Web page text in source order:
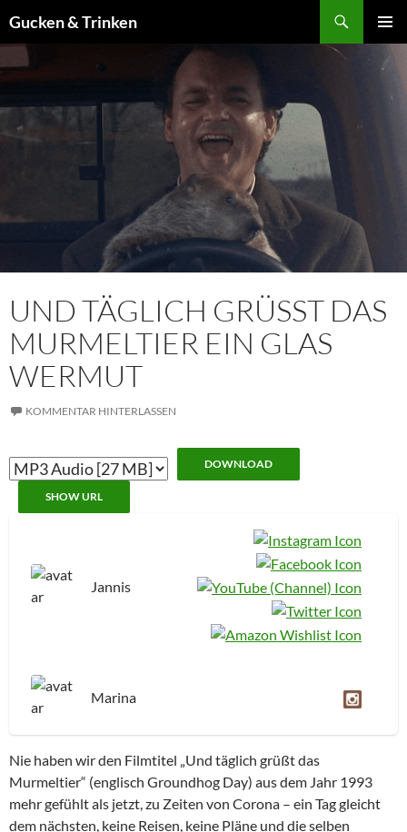
Inhalt
springen
Gucken & Trinken
UND TÄGLICH GRÜSST DAS M
URMELTIER EIN GLAS W
ERMUT
KOMMENTAR HINTERLASSEN
DOWNLOAD
SHOW URL
Jannis
Marina
Nie haben wir den Filmtitel „Und täglich grüßt das
Murmeltier“ (englisch Groundhog Day) aus dem Jahr 1993
mehr gefühlt als jetzt, zu Zeiten von Corona – ein Tag gleicht
dem nächsten, keine Reisen, keine Pläne und die selben